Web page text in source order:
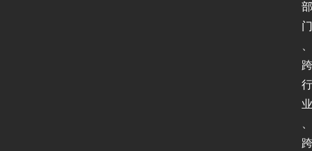
部
门
跨
行
业
跨